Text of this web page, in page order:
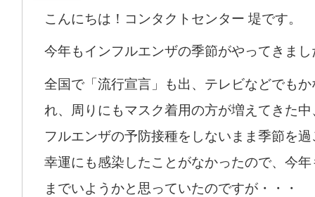
こんにちは！コンタクトセンター 堤です。
今年もインフルエンザの季節がやってきまし
全国で「流行宣言」も出、テレビなどでも
れ、周りにもマスク着用の方が増えてきた
フルエンザの予防接種をしないまま季節を
幸運にも感染したことがなかったので、今
までいようかと思っていたのですが・・・